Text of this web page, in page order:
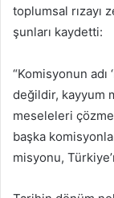
toplumsal rızayı
şunları kaydetti:
“Komisyonun
değildir, kayyum
meseleleri
başka
misyonu,